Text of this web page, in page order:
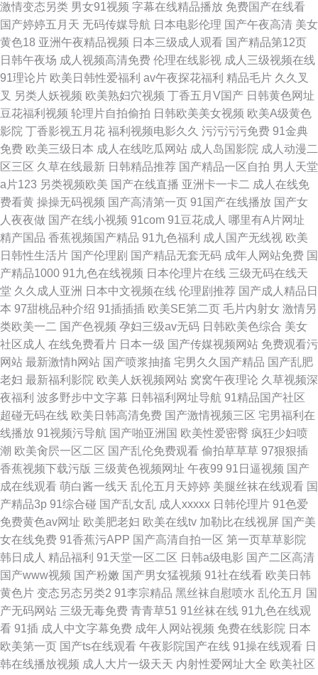
激情变态另类 男女91视频 字幕在线精品播放 免费国产在线看
国产婷婷五月天 无码传媒导航 日本电影伦理 国产午夜高清 美女
黄色18 亚洲午夜精品视频 日本三级成人观看 国产精品第12页
日韩午夜场 成人视频高清免费 伦理在线影视 成人三级视频在线
91理论片 欧美日韩性爱福利 av午夜探花福利 精品毛片 久久叉
叉 另类人妖视频 欧美熟妇穴视频 丁香五月V国产 日韩黄色网址
豆花福利视频 轮理片自拍偷拍 日韩欧美美女视频 欧美A级黄色
影院 丁香影视五月花 福利视频电影久久 污污污污免费 91金典
免费 欧美三级日本 成人在线吃瓜网站 成人岛国影院 成人动漫二
区三区 久草在线最新 日韩精品推荐 国产精品一区自拍 男人天堂
a片123 另类视频欧美 国产在线直播 亚洲卡一卡二 成人在线免
费看黄 操操无码视频 国产高清第一页 91国产在线播放 国产女
人夜夜做 国产在线小视频 91com 91豆花成人 哪里有A片网址
精产国品 香蕉视频国产精品 91九色福利 成人国产无线视 欧美
日韩性生活片 国产伦理剧 国产精品无套无码 成年人网站免费 国
产精品1000 91九色在线视频 日本伦理片在线 三级无码在线天
堂 久久成人亚洲 日本中文视频在线 伦理剧推荐 国产成人精品日
本 97甜桃品种介绍 91插插插 欧美SE第二页 毛片内射女 激情另
类欧美一二 国产色视频 孕妇三级av无码 日韩欧美色综合 美女
社区成人 在线免费看片 日本一级 国产传媒视频网站 免费观看污
网站 最新激情h网站 国产喷浆抽搐 宅男久久国产精品 国产乱肥
老妇 最新福利影院 欧美人妖视频网站 窝窝午夜理论 久草视频深
夜福利 波多野步中文字幕 日韩福利网址导航 91精品国产社区
超碰无码在线 欧美日韩高清免费 国产激情视频三区 宅男福利在
线播放 91视频污导航 国产啪亚洲国 欧美性爱密臀 疯狂少妇喷
潮 欧美肏屄一区二区 国产乱伦免费观看 偷拍草草草 97狠狠插
香蕉视频下载污版 三级黄色视频网址 午夜99 91日逼视频 国产
成在线观看 萌白酱一线天 乱伦五月天婷婷 美腿丝袜在线观看 国
产精品3p 91综合碰 国产乱女乱 成人xxxxx 日韩伦理片 91色爱
免费黄色av网址 欧美肥老妇 欧美在线tv 加勒比在线视屏 国产美
女在线免费 91香蕉污APP 国产高清自拍一区 第一页草草影院
韩日成人 精品福利 91天堂一区二区 日韩a级电影 国产二区高清
国产www视频 国产粉嫩 国产男女猛视频 91社在线看 欧美日韩
黄色片 变态另态另类2 91李宗精品 黑丝袜自慰喷水 乱伦五月 国
产无码网站 三级无毒免费 青青草51 91丝袜在线 91九色在线观
看 91插 成人中文字幕免费 成年人网站视频 免费在线影院 日本
欧美第一页 国产ts在线观看 午夜影院国产在线 91操在线观看 日
韩在线播放视频 成人大片一级天天 内射性爱网址大全 欧美社区